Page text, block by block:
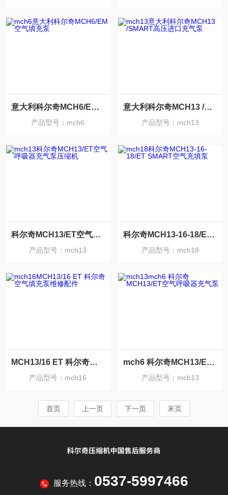
意大利科尔奇MCH6/EM空气填充泵
产品型号：mch6
意大利科尔奇MCH13 /SMART高压进口充气泵
产品型号：mch13
科尔奇MCH13/ET空气呼吸器充气泵压缩机
产品型号：mch13
科尔奇MCH13-16-18/ET SMART空气充填泵
产品型号：mch18
MCH13/16 ET 科尔奇空气填充泵维修配件
产品型号：mch16
mch6 科尔奇MCH13/ET空气呼吸器充气泵
产品型号：mch13
首页 上一页 下一页 末页
服务热线： 0537-5997466